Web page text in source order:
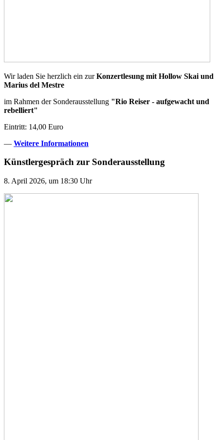
Wir laden Sie herzlich ein zurKonzertlesung mit Hollow Skai und
Marius del Mestre
im Rahmen der Sonderausstellung "Rio Reiser - aufgewacht und
rebelliert"
Eintritt: 14,00 Euro
— Weitere Informationen
Künstlergespräch zur Sonderausstellung
8. April 2026, um 18:30 Uhr